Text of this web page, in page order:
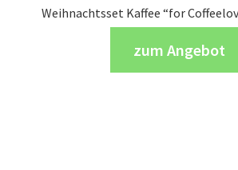
Weihnachtsset Kaffee “for
zum Angebot